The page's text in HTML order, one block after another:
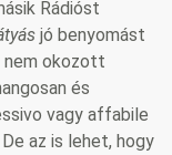
Rádióst
jó benyomást
nem okozott
és
vagy affabile
az is lehet, hogy